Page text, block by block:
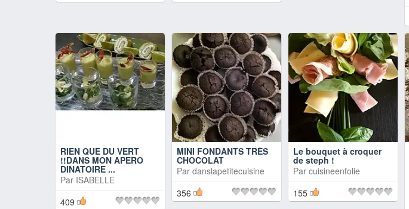
RIEN QUE DU VERT
!!DANS MON APERO
DINATOIRE ...
Par ISABELLE
409
MINI FONDANTS TRÈS
CHOCOLAT
Par danslapetitecuisine
356
Le bouquet à croquer
de steph !
Par cuisineenfolie
155